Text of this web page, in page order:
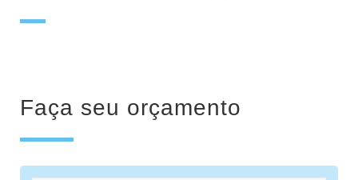
Faça seu orçamento